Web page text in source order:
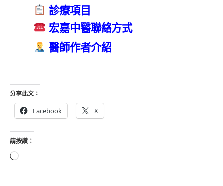
診療項目
宏嘉中醫聯絡方式
醫師作者介紹
分享此文：
Facebook X
請按讚：